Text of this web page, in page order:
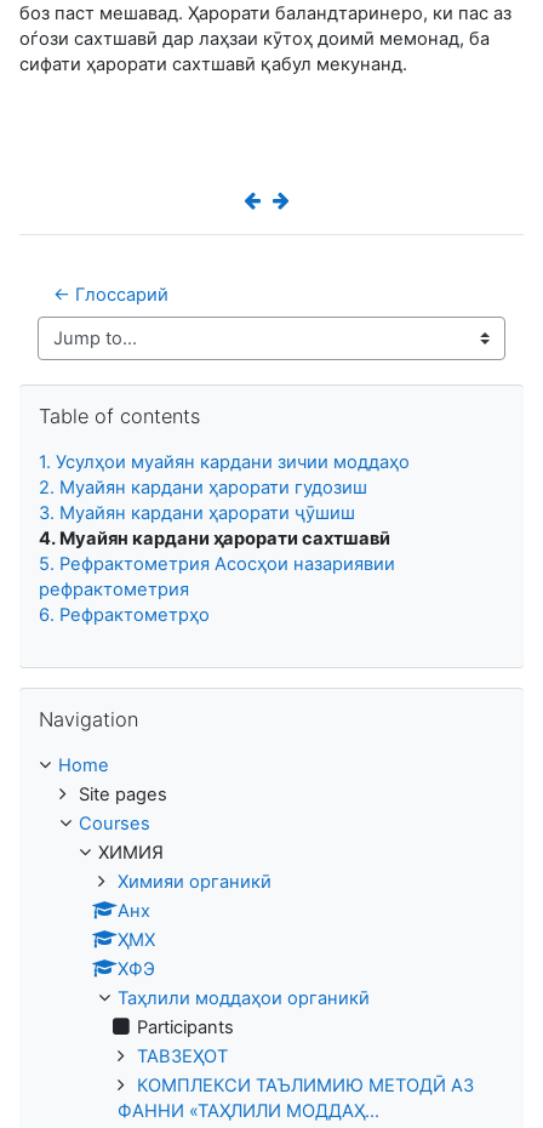
боз паст мешавад. Ҳарорати баландтаринеро, ки пас аз
оѓози сахтшавӣ дар лаҳзаи кӯтоҳ доимӣ мемонад, ба
сифати ҳарорати сахтшавӣ қабул мекунанд.
← Глоссарий
Jump to...
Table of contents
1. Усулҳои муайян кардани зичии моддаҳо
2. Муайян кардани ҳарорати гудозиш
3. Муайян кардани ҳарорати ҷӯшиш
4. Муайян кардани ҳарорати сахтшавӣ
5. Рефрактометрия Асосҳои назариявии
рефрактометрия
6. Рефрактометрҳо
Navigation
Home
Site pages
Courses
ХИМИЯ
Химияи органикӣ
Анх
ҲМХ
ХФЭ
Таҳлили моддаҳои органикӣ
Participants
ТАВЗЕҲОТ
КОМПЛЕКСИ ТАЪЛИМИЮ МЕТОДӢ АЗ
ФАННИ «ТАҲЛИЛИ МОДДАҲ...